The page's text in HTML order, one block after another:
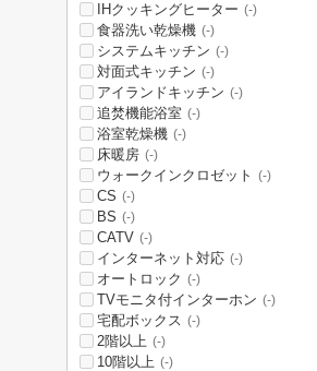
IHクッキングヒーター (-)
食器洗い乾燥機 (-)
システムキッチン (-)
対面式キッチン (-)
アイランドキッチン (-)
追焚機能浴室 (-)
浴室乾燥機 (-)
床暖房 (-)
ウォークインクロゼット (-)
CS (-)
BS (-)
CATV (-)
インターネット対応 (-)
オートロック (-)
TVモニタ付インターホン (-)
宅配ボックス (-)
2階以上 (-)
10階以上 (-)